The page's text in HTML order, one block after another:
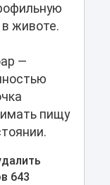
животе.
—
пищу
643